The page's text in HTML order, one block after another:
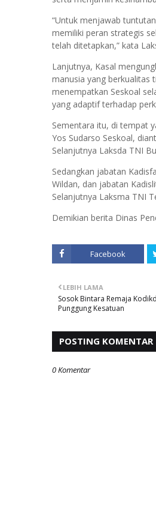
“Untuk menjawab
memiliki peran strategis
telah ditetapkan,” kata
Lanjutnya, Kasal
manusia yang berkualitas
menempatkan Seskoal
yang adaptif terhadap
Sementara itu, di tempat
Yos Sudarso Seskoal,
Selanjutnya Laksda TNI
Sedangkan jabatan
Wildan, dan jabatan
Selanjutnya Laksma TNI
Demikian berita Dinas
Facebook
LEBIH LAMA
Sosok Bintara Remaja
Punggung Kesatuan
POSTING KOMENTAR
0 Komentar